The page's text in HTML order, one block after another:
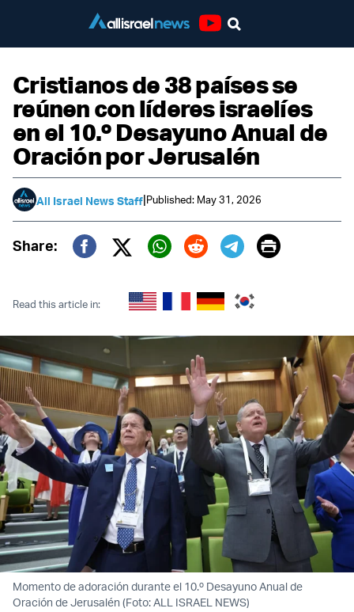
Cristianos de 38 países se
reúnen con líderes israelíes
en el 10.º Desayuno Anual de
Oración por Jerusalén
All Israel News Staff|Published: May 31, 2026
Share:
Twitter (X)
Print
Read this article in:
Momento de adoración durante el 10.º Desayuno Anual de
Oración de Jerusalén (Foto: ALL ISRAEL NEWS)